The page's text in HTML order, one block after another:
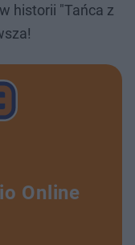
historii "Tańca z
Online